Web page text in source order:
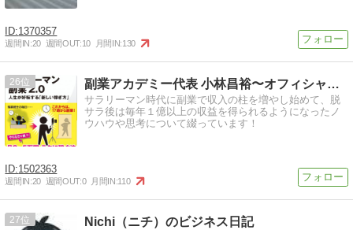
1370357
週間IN:20 週間OUT:10 月間IN:130
26 副業アカデミー代表 小林昌裕〜オフィシャルブログ〜
サラリーマン時代に副業で収入の柱を増やし始めて、脱
サラ後は毎年１億以上の収益を得られるようになったノ
ウハウや思考について綴っています！
1502363
週間IN:20 週間OUT:0 月間IN:110
27 Nichi（ニチ）のビジネス日記